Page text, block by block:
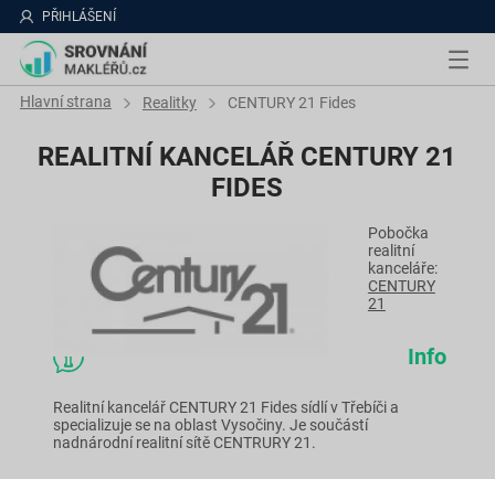
PŘIHLÁŠENÍ
Hlavní strana Realitky CENTURY 21 Fides
REALITNÍ KANCELÁŘ CENTURY 21
FIDES
Pobočka
realitní
kanceláře:
CENTURY
21
Info
Realitní kancelář CENTURY 21 Fides sídlí v Třebíči a
specializuje se na oblast Vysočiny. Je součástí
nadnárodní realitní sítě CENTRURY 21.